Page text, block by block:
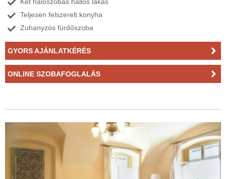
Teljesen felszerelt konyha
Zuhanyzós fürdőszoba
GYORS AJÁNLATKÉRÉS
ONLINE SZOBAFOGLALÁS